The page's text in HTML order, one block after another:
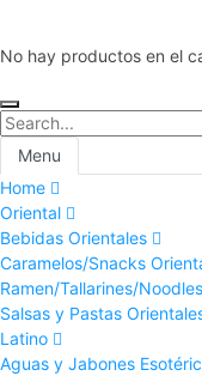
No hay productos en el
Menu
Home
Oriental
Bebidas Orientales
Caramelos/Snacks
Ramen/Tallarines/Noodles
Salsas y Pastas
Latino
Aguas y Jabones